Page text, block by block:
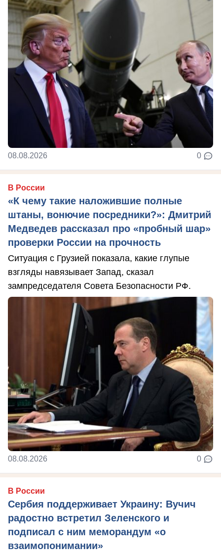
08.08.2026 0
В России
«К чему такие наложившие полные
штаны, вонючие посредники?»: Дмитрий
Медведев рассказал про «пробный шар»
проверки России на прочность
Ситуация с Грузией показала, какие глупые
взгляды навязывает Запад, сказал
зампредседателя Совета Безопасности РФ.
08.08.2026 0
В России
Сербия поддерживает Украину: Вучич
радостно встретил Зеленского и
подписал с ним меморандум «о
взаимопонимании»